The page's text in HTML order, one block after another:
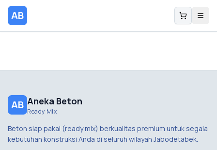
AB
AB Aneka Beton
Ready Mix
Beton siap pakai (ready mix) berkualitas premium untuk segala
kebutuhan konstruksi Anda di seluruh wilayah Jabodetabek.